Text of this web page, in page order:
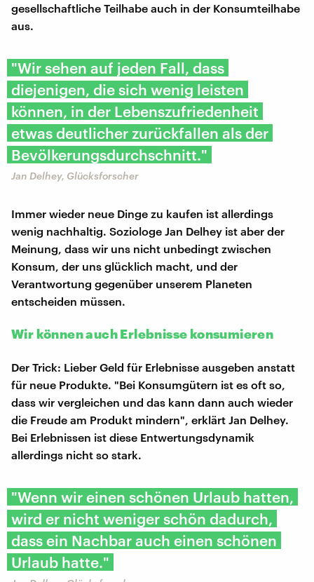
gesellschaftliche Teilhabe auch in der Konsumteilhabe
aus.
"Wir sehen auf jeden Fall, dass
diejenigen, die sich wenig leisten
können, in der Lebenszufriedenheit
etwas deutlicher zurückfallen als der
Bevölkerungsdurchschnitt."
Jan Delhey, Glücksforscher
Immer wieder neue Dinge zu kaufen ist allerdings
wenig nachhaltig. Soziologe Jan Delhey ist aber der
Meinung, dass wir uns nicht unbedingt zwischen
Konsum, der uns glücklich macht, und der
Verantwortung gegenüber unserem Planeten
entscheiden müssen.
Wir können auch Erlebnisse konsumieren
Der Trick: Lieber Geld für Erlebnisse ausgeben anstatt
für neue Produkte. "Bei Konsumgütern ist es oft so,
dass wir vergleichen und das kann dann auch wieder
die Freude am Produkt mindern", erklärt Jan Delhey.
Bei Erlebnissen ist diese Entwertungsdynamik
allerdings nicht so stark.
"Wenn wir einen schönen Urlaub hatten,
wird er nicht weniger schön dadurch,
dass ein Nachbar auch einen schönen
Urlaub hatte."